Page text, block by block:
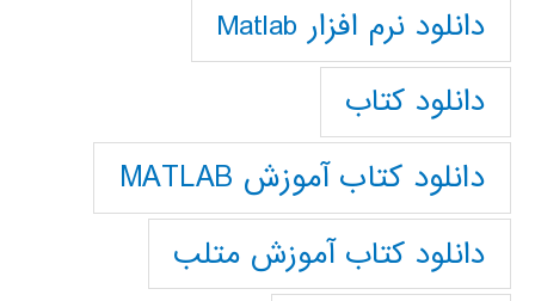
دانلود نرم افزار Matlab
دانلود کتاب
دانلود کتاب آموزش MATLAB
دانلود کتاب آموزش متلب